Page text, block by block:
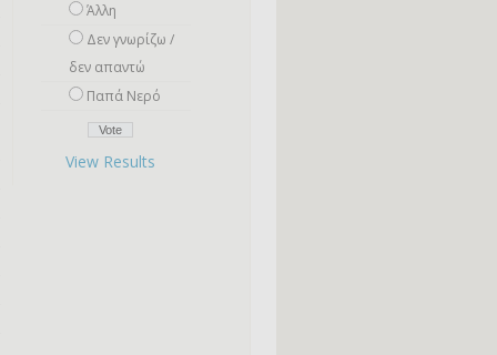
Άλλη
Δεν γνωρίζω /
δεν απαντώ
Παπά Νερό
View Results